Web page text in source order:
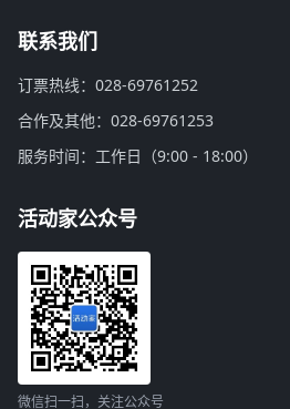
联系我们
订票热线：028-69761252
合作及其他：028-69761253
服务时间：工作日（9:00 - 18:00）
活动家公众号
微信扫一扫，关注公众号